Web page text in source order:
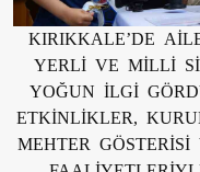
KIRIKKALE’DE
YERLİ VE MİLLİ
YOĞUN İLGİ
ETKİNLİKLER,
MEHTER